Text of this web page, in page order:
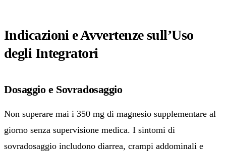
Indicazioni e Avvertenze sull’Uso
degli Integratori
Dosaggio e Sovradosaggio
Non superare mai i 350 mg di magnesio supplementare al
giorno senza supervisione medica. I sintomi di
sovradosaggio includono diarrea, crampi addominali e